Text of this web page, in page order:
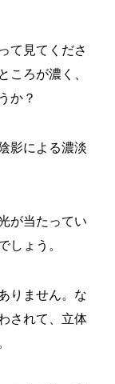
て見てくださ
ころが濃く、
か？
影による濃淡
が当たってい
しょう。
りません。な
されて、立体